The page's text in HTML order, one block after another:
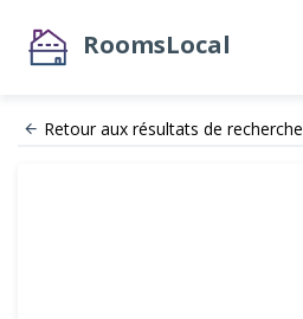
RoomsLocal
Retour aux résultats de recherche